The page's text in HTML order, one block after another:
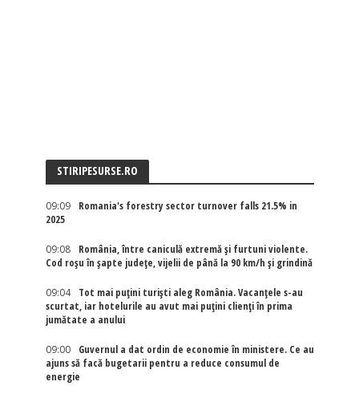
STIRIPESURSE.RO
09:09
Romania's forestry sector turnover falls 21.5% in
2025
09:08
România, între caniculă extremă și furtuni violente.
Cod roșu în șapte județe, vijelii de până la 90 km/h și grindină
09:04
Tot mai puțini turiști aleg România. Vacanțele s-au
scurtat, iar hotelurile au avut mai puțini clienți în prima
jumătate a anului
09:00
Guvernul a dat ordin de economie în ministere. Ce au
ajuns să facă bugetarii pentru a reduce consumul de
energie